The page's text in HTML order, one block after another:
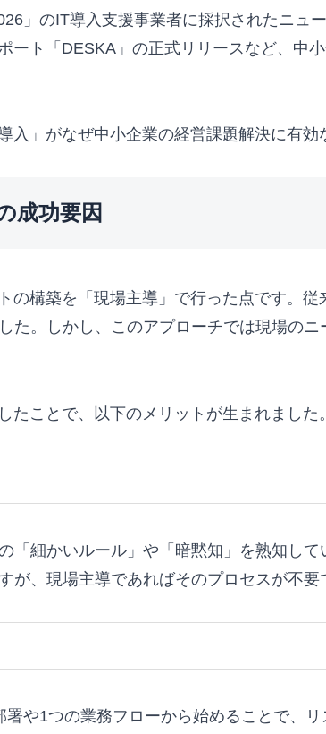
」のIT導入支援事業者に採択されたニュ
ト「DESKA」の正式リリースなど、中
」がなぜ中小企業の経営課題解決に有効
成功要因
の構築を「現場主導」で行った点です。
た。しかし、このアプローチでは現場の
ことで、以下のメリットが生まれました。
「細かいルール」や「暗黙知」を熟知し
、現場主導であればそのプロセスが不要
や1つの業務フローから始めることで、